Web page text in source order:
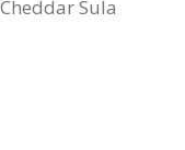
Sula